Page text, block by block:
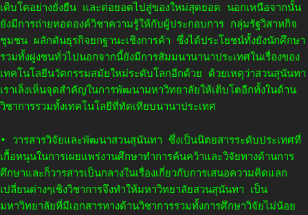
เติบโตอย่างยั่งยืน และต่อยอดไปสู่ของใหม่สุดยอด นอกเหนือจากนั้น
ยังมีการถ่ายทอดองค์วิชาความรู้ให้กับผู้ประกอบการ กลุ่มรัฐวิสาหกิจ
ชุมชน ผลักดันธุรกิจยกฐานะเชิงการค้า ซึ่งได้ประโยชน์ทั้งยังนักศึกษา
รวมทั้งฝูงชนทั่วไปนอกจากนี้ยังมีการสัมมนานานาประเทศในเรื่องของ
เทคโนโลยีนวัตกรรมสมัยใหม่ระดับโลกอีกด้วย ด้วยเหตุว่าสวนสุนันทา
เราเล็งเห็นจุดสำคัญในการพัฒนามหาวิทยาลัยให้เติบโตอีกทั้งในด้าน
วิชาการรวมทั้งเทคโนโลยีที่ทัดเทียบนานาประเทศ
• วารสารวิจัยและพัฒนาสวนสุนันทา ซึ่งเป็นนิตยสารระดับประเทศที่
เกื้อหนุนในการเผยแพร่งานศึกษาทำการค้นคว้าและวิจัยทางด้านการ
ศึกษาและก็วารสารเป็นกลางในเรื่องเกี่ยวกับการเสนอความคิดแลก
เปลี่ยนต่างๆเชิงวิชาการจึงทำให้มหาวิทยาลัยสวนสุนันทา เป็น
มหาวิทยาลัยที่มีเอกสารทางด้านวิชาการรวมทั้งการศึกษาวิจัยไม่น้อย